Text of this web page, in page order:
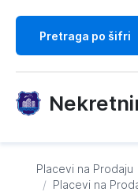
Placevi na Prodaju
/ Placevi na